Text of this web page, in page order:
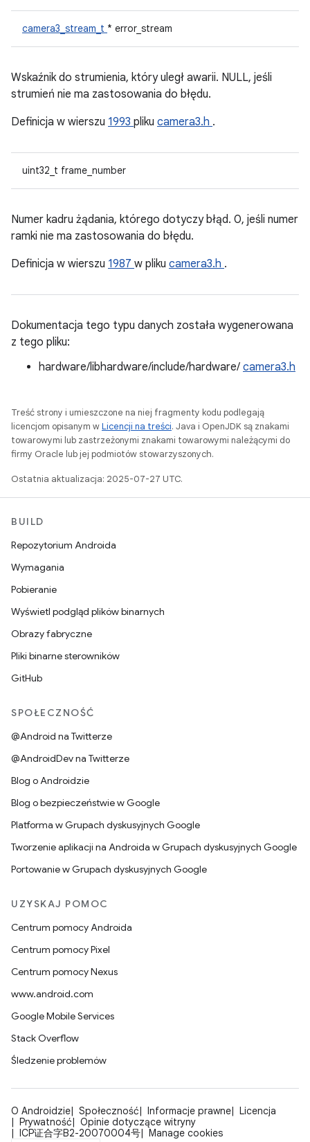
camera3_stream_t * error_stream
Wskaźnik do strumienia, który uległ awarii. NULL, jeśli
strumień nie ma zastosowania do błędu.
Definicja w wierszu 1993 pliku camera3.h .
uint32_t frame_number
Numer kadru żądania, którego dotyczy błąd. 0, jeśli numer
ramki nie ma zastosowania do błędu.
Definicja w wierszu 1987 w pliku camera3.h .
Dokumentacja tego typu danych została wygenerowana
z tego pliku:
hardware/libhardware/include/hardware/ camera3.h
Treść strony i umieszczone na niej fragmenty kodu podlegają
licencjom opisanym wLicencji na treści. Java i OpenJDK są znakami
towarowymi lub zastrzeżonymi znakami towarowymi należącymi do
firmy Oracle lub jej podmiotów stowarzyszonych.
Ostatnia aktualizacja: 2025-07-27 UTC.
BUILD
Repozytorium Androida
Wymagania
Pobieranie
Wyświetl podgląd plików binarnych
Obrazy fabryczne
Pliki binarne sterowników
GitHub
SPOŁECZNOŚĆ
@Android na Twitterze
@AndroidDev na Twitterze
Blog o Androidzie
Blog o bezpieczeństwie w Google
Platforma w Grupach dyskusyjnych Google
Tworzenie aplikacji na Androida w Grupach dyskusyjnych Google
Portowanie w Grupach dyskusyjnych Google
UZYSKAJ POMOC
Centrum pomocy Androida
Centrum pomocy Pixel
Centrum pomocy Nexus
www.android.com
Google Mobile Services
Stack Overflow
Śledzenie problemów
O Androidzie Społeczność Informacje prawne
Licencja
Prywatność
Opinie dotyczące witryny
ICP证合字B2-20070004号
Manage cookies